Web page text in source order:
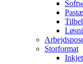
Storformat